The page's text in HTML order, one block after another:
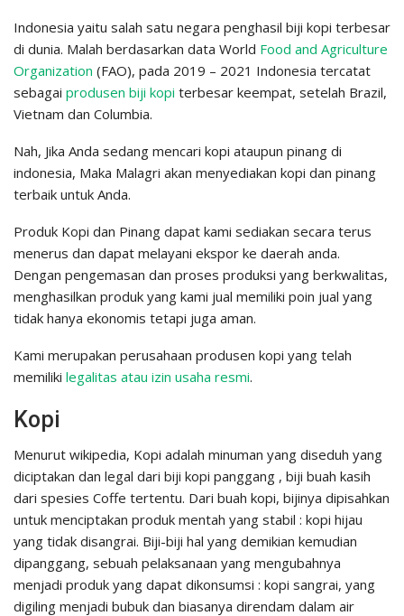
Indonesia yaitu salah satu negara penghasil biji kopi terbesar
di dunia. Malah berdasarkan data World Food and Agriculture
Organization (FAO), pada 2019 – 2021 Indonesia tercatat
sebagai produsen biji kopi terbesar keempat, setelah Brazil,
Vietnam dan Columbia.
Nah, Jika Anda sedang mencari kopi ataupun pinang di
indonesia, Maka Malagri akan menyediakan kopi dan pinang
terbaik untuk Anda.
Produk Kopi dan Pinang dapat kami sediakan secara terus
menerus dan dapat melayani ekspor ke daerah anda.
Dengan pengemasan dan proses produksi yang berkwalitas,
menghasilkan produk yang kami jual memiliki poin jual yang
tidak hanya ekonomis tetapi juga aman.
Kami merupakan perusahaan produsen kopi yang telah
memiliki legalitas atau izin usaha resmi.
Kopi
Menurut wikipedia, Kopi adalah minuman yang diseduh yang
diciptakan dan legal dari biji kopi panggang , biji buah kasih
dari spesies Coffe tertentu. Dari buah kopi, bijinya dipisahkan
untuk menciptakan produk mentah yang stabil : kopi hijau
yang tidak disangrai. Biji-biji hal yang demikian kemudian
dipanggang, sebuah pelaksanaan yang mengubahnya
menjadi produk yang dapat dikonsumsi : kopi sangrai, yang
digiling menjadi bubuk dan biasanya direndam dalam air